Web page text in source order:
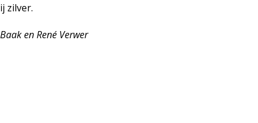
zilver.
en René Verwer